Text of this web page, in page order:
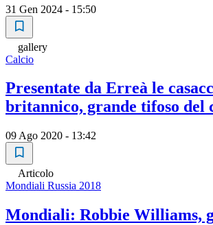
31 Gen 2024 - 15:50
gallery
Calcio
Presentate da Erreà le
britannico, grande tifoso del
09 Ago 2020 - 13:42
Articolo
Mondiali Russia 2018
Mondiali: Robbie Williams,